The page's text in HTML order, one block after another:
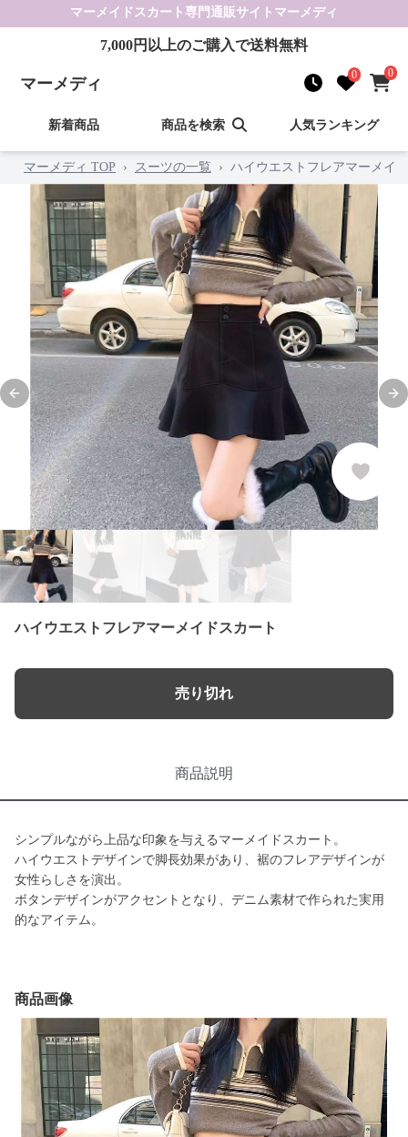
マーメイドスカート 専門通販サイト マーメディ
7,000円以上のご購入で送料無料
マーメディ 0 0
新着商品 商品を検索 人気ランキング
マーメディ TOP › スーツの一覧 › ハイウエストフレアマーメイ
Previous slide
ハイウエストフレアマーメイドスカート
売り切れ
商品説明
シンプルながら上品な印象を与えるマーメイドスカート。
ハイウエストデザインで脚長効果があり、裾のフレアデザインが
女性らしさを演出。
ボタンデザインがアクセントとなり、デニム素材で作られた実用
的なアイテム。
商品画像